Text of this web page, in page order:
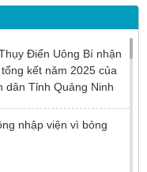
Điển Uông Bí nhận
kết năm 2025 của
dân Tỉnh Quảng Ninh
nhập viện vì bỏng